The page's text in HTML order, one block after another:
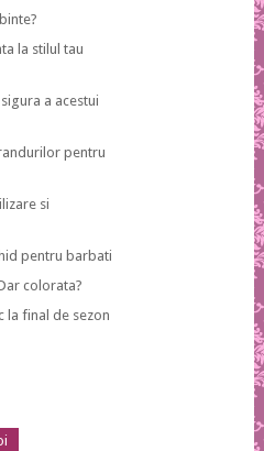
la stilul tau
a acestui
pentru
si
pentru barbati
colorata?
la final de sezon